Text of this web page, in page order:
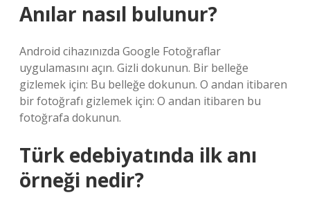
Anılar nasıl bulunur?
Android cihazınızda Google Fotoğraflar
uygulamasını açın. Gizli dokunun. Bir belleğe
gizlemek için: Bu belleğe dokunun. O andan itibaren
bir fotoğrafı gizlemek için: O andan itibaren bu
fotoğrafa dokunun.
Türk edebiyatında ilk anı
örneği nedir?